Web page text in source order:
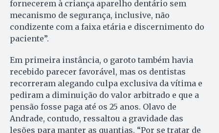
fornecerem à criança aparelho dentário sem
mecanismo de segurança, inclusive, não
condizente com a faixa etária e discernimento do
paciente”.
Em primeira instância, o garoto também havia
recebido parecer favorável, mas os dentistas
recorreram alegando culpa exclusiva da vítima e
pediram a diminuição do valor arbitrado e que a
pensão fosse paga até os 25 anos. Olavo de
Andrade, contudo, ressaltou a gravidade das
lesões para manter as quantias. “Por se tratar de